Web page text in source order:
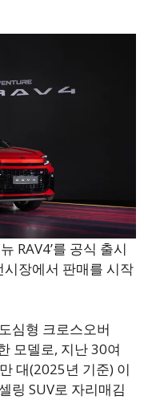
RAV4’를 공식 출시
장에서 판매를 시작
심형 크로스오버
모델로, 지난 30여
대(2025년 기준) 이
링 SUV로 자리매김